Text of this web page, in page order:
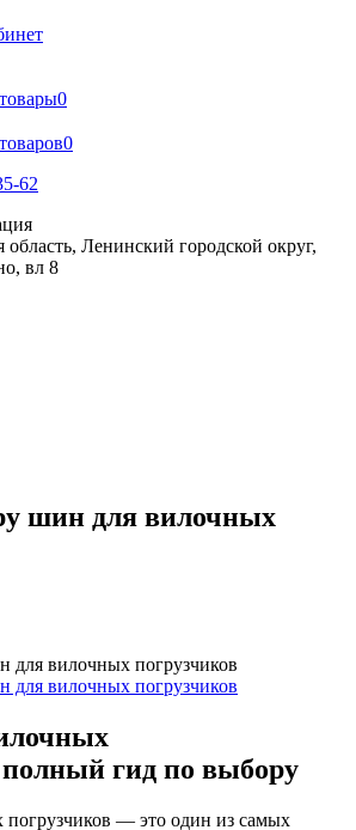
0
0
62
область, Ленинский городской округ,
вл 8
шин для вилочных
для вилочных погрузчиков
полный гид по выбору
— это один из самых